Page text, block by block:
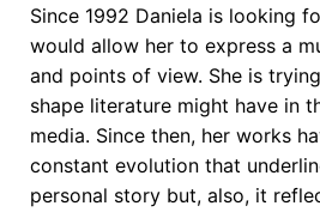
Since 1992 Daniela is looking
would allow her to express a
and points of view. She is
shape literature might have in
media. Since then, her works
constant evolution that
personal story but, also, it